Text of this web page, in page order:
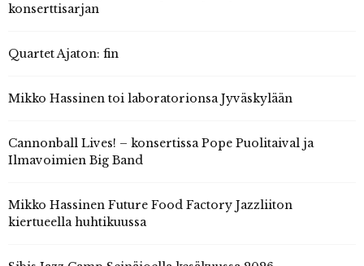
konserttisarjan
Quartet Ajaton: fin
Mikko Hassinen toi laboratorionsa Jyväskylään
Cannonball Lives! – konsertissa Pope Puolitaival ja
Ilmavoimien Big Band
Mikko Hassinen Future Food Factory Jazzliiton
kiertueella huhtikuussa